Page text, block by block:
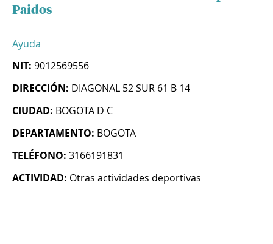
Paidos
Ayuda
NIT: 9012569556
DIRECCIÓN: DIAGONAL 52 SUR 61 B 14
CIUDAD: BOGOTA D C
DEPARTAMENTO: BOGOTA
TELÉFONO: 3166191831
ACTIVIDAD: Otras actividades deportivas